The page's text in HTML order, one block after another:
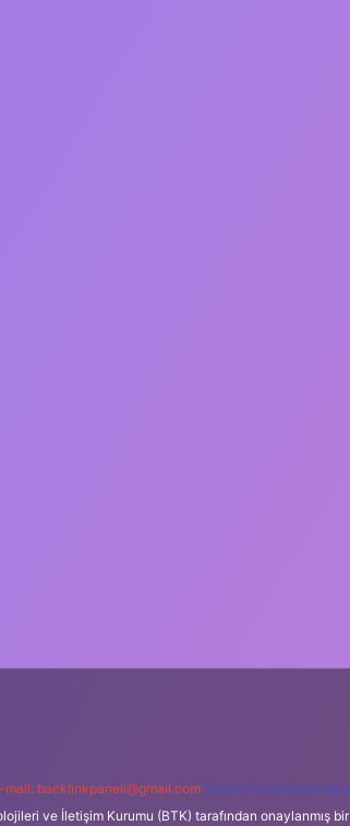
mail: backlinkpaneli@gmail.com Teams:
ve İletişim Kurumu (BTK) tarafından